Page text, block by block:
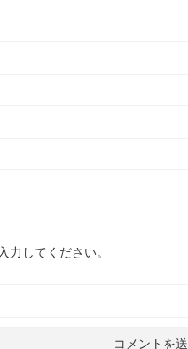
力してください。